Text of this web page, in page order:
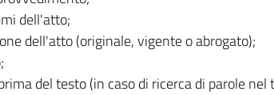
dell'atto;
dell'atto (originale, vigente o abrogato);
del testo (in caso di ricerca di parole nel